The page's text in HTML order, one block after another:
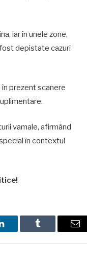
iar în unele zone,
depistate cazuri
prezent scanere
vamale, afirmând
în contextul
Tumblr